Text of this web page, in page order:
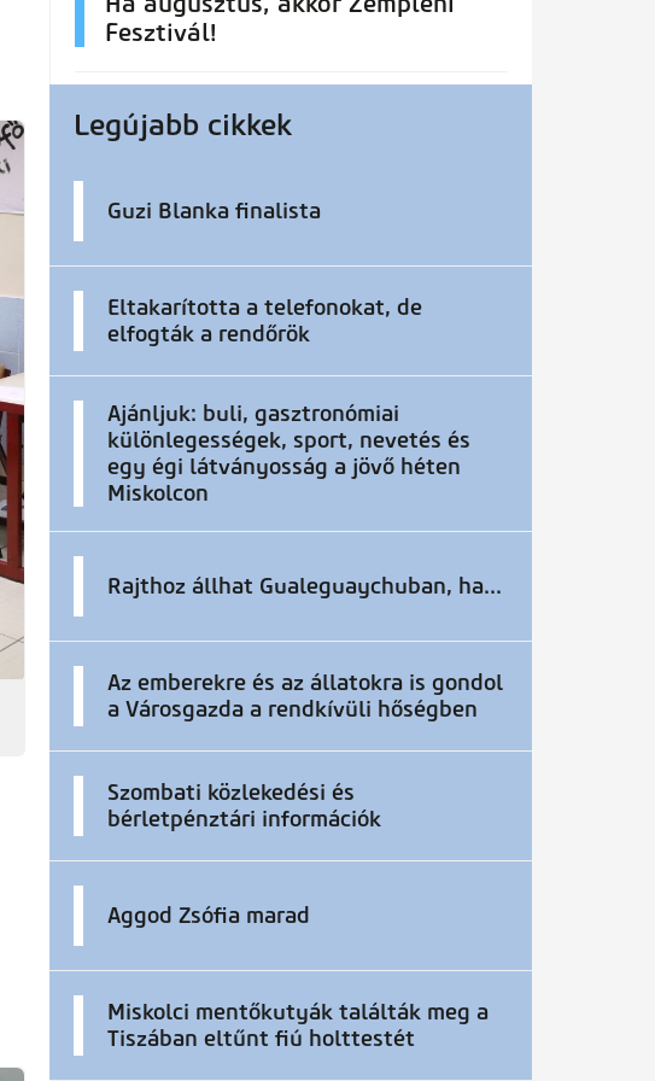
Fesztivál!
Legújabb cikkek
Guzi Blanka finalista
Eltakarította a telefonokat, de
elfogták a rendőrök
Ajánljuk: buli, gasztronómiai
különlegességek, sport, nevetés és
egy égi látványosság a jövő héten
Miskolcon
Rajthoz állhat Gualeguaychuban, ha...
Az emberekre és az állatokra is gondol
a Városgazda a rendkívüli hőségben
Szombati közlekedési és
bérletpénztári információk
Aggod Zsófia marad
Miskolci mentőkutyák találták meg a
Tiszában eltűnt fiú holttestét